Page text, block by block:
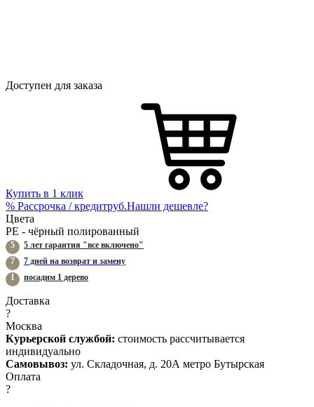
Доступен для заказа
Купить в 1 клик
% Рассрочка / кредитруб.Нашли дешевле?
Цвета
PE - чёрный полированный
5
5 лет гарантия "все включено"
7
7 дней на возврат и замену
1
посадим 1 дерево
Доставка
?
Москва
Курьерской службой: стоимость рассчитывается
индивидуально
Самовывоз: ул. Складочная, д. 20А метро Бутырская
Оплата
?